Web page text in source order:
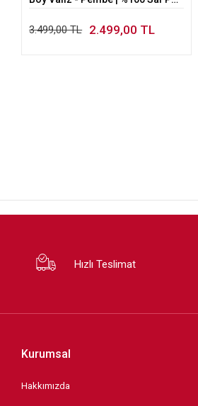
3.499,00 TL 2.499,00 TL
Hızlı Teslimat
Kurumsal
Hakkımızda